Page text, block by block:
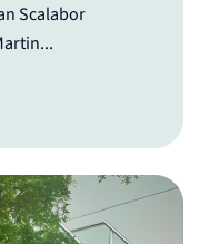
Scalabor